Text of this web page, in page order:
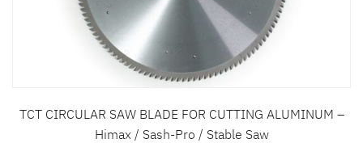
TCT CIRCULAR SAW BLADE FOR CUTTING ALUMINUM –
Himax / Sash-Pro / Stable Saw